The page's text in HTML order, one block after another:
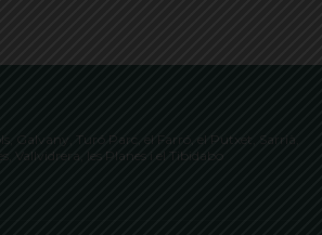
Galvany, Turó Parc, el Farró, el Putxet, Sarrià,
Vallvidrera, les Planes i el Tibidabo